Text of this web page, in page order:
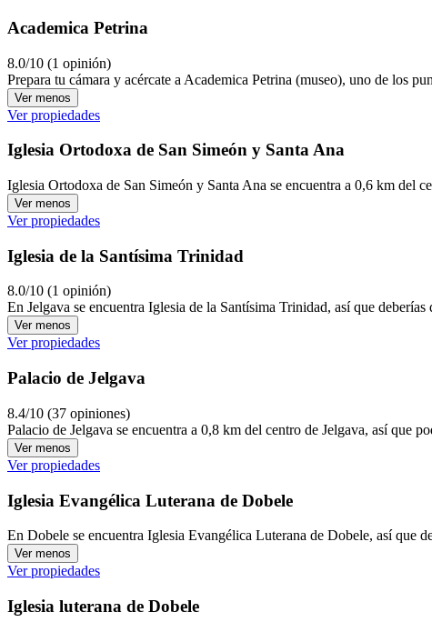
Academica Petrina
8.0/10 (1 opinión)
Prepara tu cámara y acércate a Academica Petrina (museo), uno de los
Ver menos
Ver propiedades
Iglesia Ortodoxa de San Simeón y Santa Ana
Iglesia Ortodoxa de San Simeón y Santa Ana se encuentra a 0,6 km del
Ver menos
Ver propiedades
Iglesia de la Santísima Trinidad
8.0/10 (1 opinión)
En Jelgava se encuentra Iglesia de la Santísima Trinidad, así que
Ver menos
Ver propiedades
Palacio de Jelgava
8.4/10 (37 opiniones)
Palacio de Jelgava se encuentra a 0,8 km del centro de Jelgava, así que
Ver menos
Ver propiedades
Iglesia Evangélica Luterana de Dobele
En Dobele se encuentra Iglesia Evangélica Luterana de Dobele, así que
Ver menos
Ver propiedades
Iglesia luterana de Dobele